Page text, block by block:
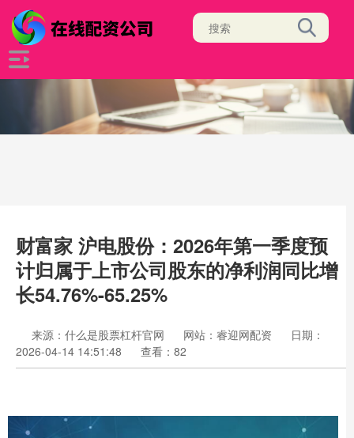
财富家 沪电股份：2026年第一季度预
计归属于上市公司股东的净利润同比增
长54.76%-65.25%
来源：什么是股票杠杆官网 网站：睿迎网配资
日期：
2026-04-14 14:51:48
查看：82